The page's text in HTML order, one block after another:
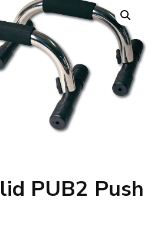
PUB2 Push